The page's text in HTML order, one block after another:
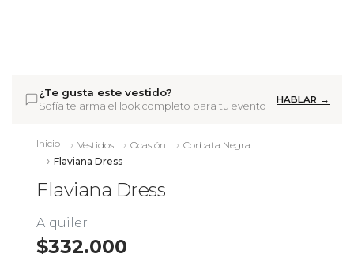
¿Te gusta este vestido?
Sofía te arma el look completo para tu evento
HABLAR →
Inicio Vestidos Ocasión
Corbata Negra
Flaviana Dress
Flaviana Dress
Alquiler
$332.000